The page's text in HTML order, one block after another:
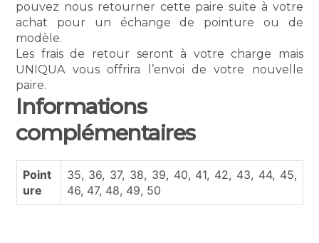
pouvez nous retourner cette paire suite à votre
achat pour un échange de pointure ou de
modèle.
Les frais de retour seront à votre charge mais
UNIQUA vous offrira l’envoi de votre nouvelle
paire.
Informations
complémentaires
Point
ure
35, 36, 37, 38, 39, 40, 41, 42, 43, 44, 45,
46, 47, 48, 49, 50